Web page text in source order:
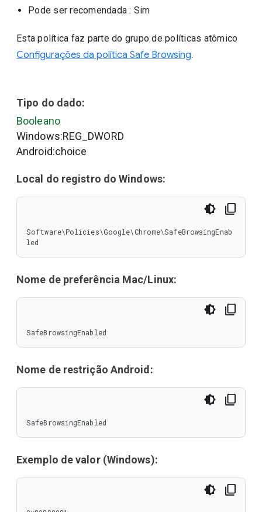
Pode ser recomendada : Sim
Esta política faz parte do grupo de políticas atômico
Configurações da política Safe Browsing.
Tipo do dado:
Booleano
Windows:REG_DWORD
Android:choice
Local do registro do Windows:
Software\Policies\Google\Chrome\SafeBrowsingEnab
led
Nome de preferência Mac/Linux:
SafeBrowsingEnabled
Nome de restrição Android:
SafeBrowsingEnabled
Exemplo de valor (Windows):